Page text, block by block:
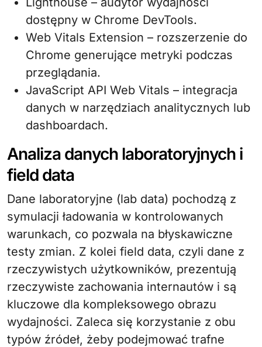
dostępny w Chrome DevTools.
Web Vitals Extension – rozszerzenie do
Chrome generujące metryki podczas
przeglądania.
JavaScript API Web Vitals – integracja
danych w narzędziach analitycznych lub
dashboardach.
Analiza danych laboratoryjnych i
field data
Dane laboratoryjne (lab data) pochodzą z
symulacji ładowania w kontrolowanych
warunkach, co pozwala na błyskawiczne
testy zmian. Z kolei field data, czyli dane z
rzeczywistych użytkowników, prezentują
rzeczywiste zachowania internautów i są
kluczowe dla kompleksowego obrazu
wydajności. Zaleca się korzystanie z obu
typów źródeł, żeby podejmować trafne